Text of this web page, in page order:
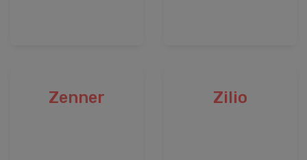
Zenner Zilio